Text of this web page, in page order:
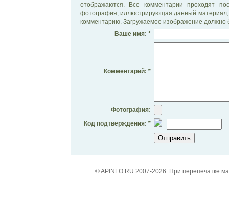
отображаются. Все комментарии проходят
фотография, иллюстрирующая данный материал,
комментарию. Загружаемое изображение должно
Ваше имя: *
Комментарий: *
Фотография:
Код подтверждения: *
© APINFO.RU 2007-2026. При перепечатке